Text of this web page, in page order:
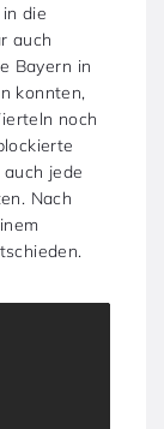
die
auch
Bayern in
konnten,
noch
jede
Nach